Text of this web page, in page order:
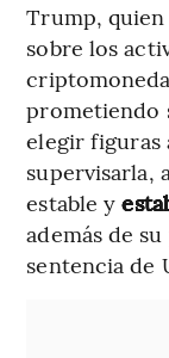
Trump,
sobre los
prometiendo
elegir figuras
supervisarla,
estable y
además de
sentencia de